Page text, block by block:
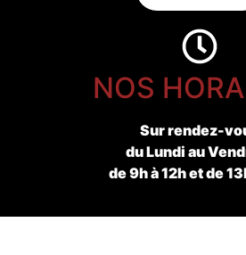
NOS
Sur rendez-
du Lundi au
de 9h à 12h et de